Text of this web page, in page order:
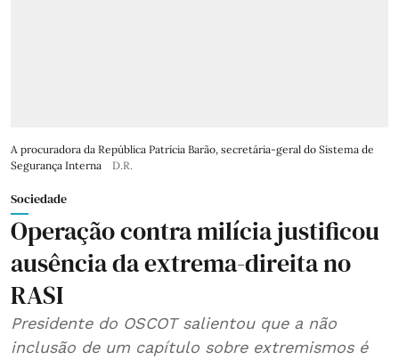
A procuradora da República Patrícia Barão, secretária-geral do Sistema de
Segurança Interna
D.R.
Sociedade
Operação contra milícia justificou
ausência da extrema-direita no
RASI
Presidente do OSCOT salientou que a não
inclusão de um capítulo sobre extremismos é